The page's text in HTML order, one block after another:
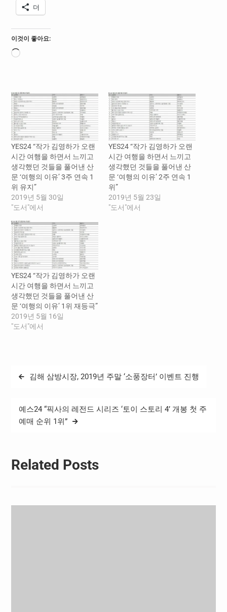
더
이것이 좋아요:
로
YES24 “작가 김영하가 오랜
시간 여행을 하면서 느끼고
생각했던 것들을 풀어낸 산
문 ‘여행의 이유’ 3주 연속 1
위 유지”
2019년 5월 30일
"도서"에서
YES24 “작가 김영하가 오랜
시간 여행을 하면서 느끼고
생각했던 것들을 풀어낸 산
문 ‘여행의 이유’ 2주 연속 1
위”
2019년 5월 23일
"도서"에서
YES24 “작가 김영하가 오랜
시간 여행을 하면서 느끼고
생각했던 것들을 풀어낸 산
문 ‘여행의 이유’ 1위 재등극”
2019년 5월 16일
"도서"에서
글
김해 삼방시장, 2019년 주말 ‘소풍장터’ 이벤트 진행
예스24 “픽사의 레전드 시리즈 ‘토이 스토리 4’ 개봉 첫 주
예매 순위 1위”
Related Posts